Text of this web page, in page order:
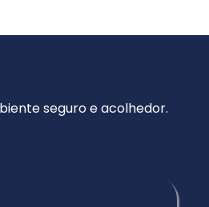
seguro e acolhedor.